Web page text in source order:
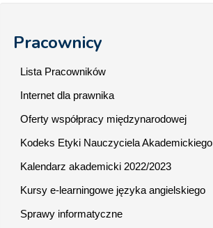
Pracownicy
Lista Pracowników
Internet dla prawnika
Oferty współpracy międzynarodowej
Kodeks Etyki Nauczyciela Akademickiego
Kalendarz akademicki 2022/2023
Kursy e-learningowe języka angielskiego
Sprawy informatyczne